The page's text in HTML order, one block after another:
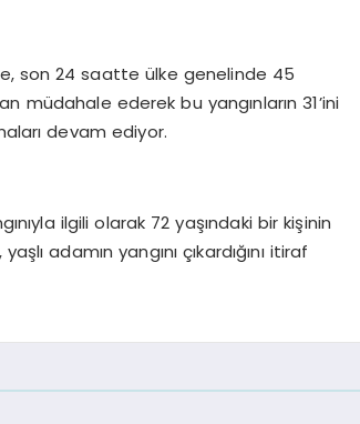
son 24 saatte ülke genelinde 45
müdahale ederek bu yangınların 31’ini
devam ediyor.
ilgili olarak 72 yaşındaki bir kişinin
adamın yangını çıkardığını itiraf